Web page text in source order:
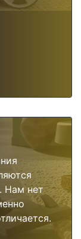
Нам нет